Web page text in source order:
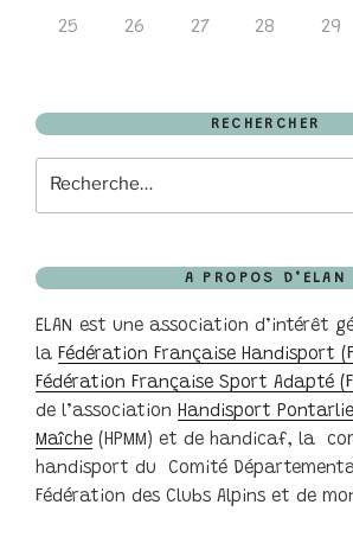
25 26 27 28 29
RECHERCHER
A PROPOS D’ELAN
ELAN est une association d’intérêt
la Fédération Française Handisport
Fédération Française Sport Adapté
de l’association Handisport
Maîche (HPMM) et de handicaf, la
handisport du Comité
Fédération des Clubs Alpins et de